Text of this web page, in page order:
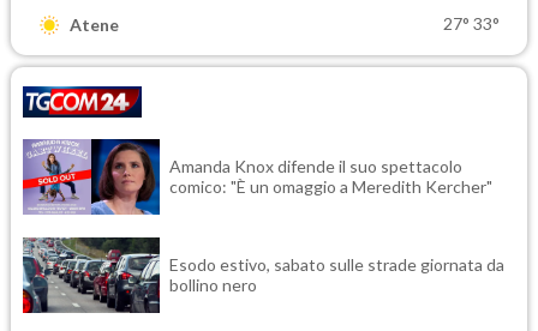
Atene 27° 33°
Amanda Knox difende il suo spettacolo
comico: "È un omaggio a Meredith Kercher"
Esodo estivo, sabato sulle strade giornata da
bollino nero